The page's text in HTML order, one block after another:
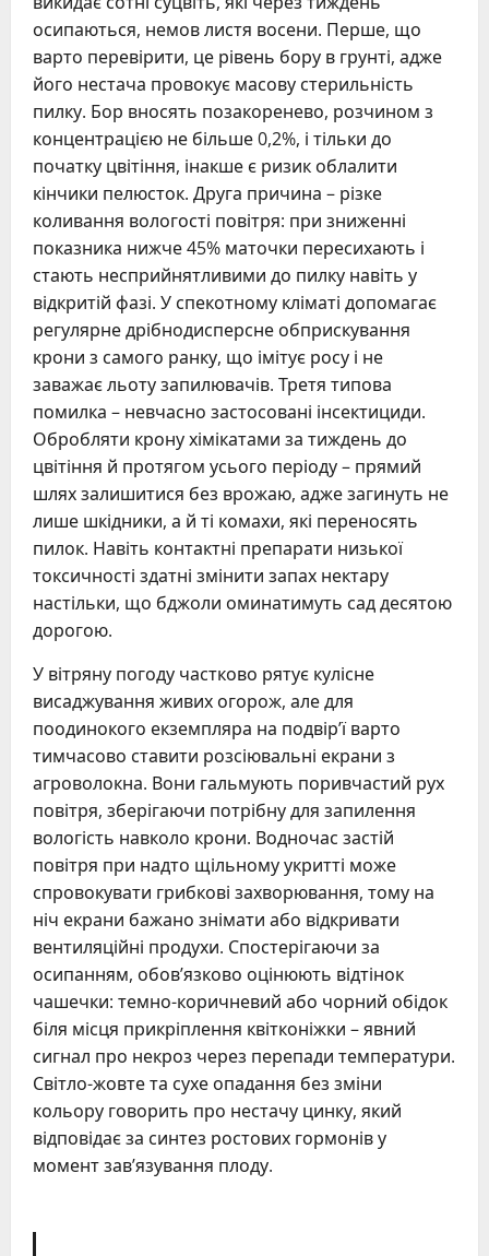
осипаються, немов листя восени. Перше, що
варто перевірити, це рівень бору в грунті, адже
його нестача провокує масову стерильність
пилку. Бор вносять позакоренево, розчином з
концентрацією не більше 0,2%, і тільки до
початку цвітіння, інакше є ризик облалити
кінчики пелюсток. Друга причина – різке
коливання вологості повітря: при зниженні
показника нижче 45% маточки пересихають і
стають несприйнятливими до пилку навіть у
відкритій фазі. У спекотному кліматі допомагає
регулярне дрібнодисперсне обприскування
крони з самого ранку, що імітує росу і не
заважає льоту запилювачів. Третя типова
помилка – невчасно застосовані інсектициди.
Обробляти крону хімікатами за тиждень до
цвітіння й протягом усього періоду – прямий
шлях залишитися без врожаю, адже загинуть не
лише шкідники, а й ті комахи, які переносять
пилок. Навіть контактні препарати низької
токсичності здатні змінити запах нектару
настільки, що бджоли оминатимуть сад десятою
дорогою.
У вітряну погоду частково рятує кулісне
висаджування живих огорож, але для
поодинокого екземпляра на подвір’ї варто
тимчасово ставити розсіювальні екрани з
агроволокна. Вони гальмують поривчастий рух
повітря, зберігаючи потрібну для запилення
вологість навколо крони. Водночас застій
повітря при надто щільному укритті може
спровокувати грибкові захворювання, тому на
ніч екрани бажано знімати або відкривати
вентиляційні продухи. Спостерігаючи за
осипанням, обов’язково оцінюють відтінок
чашечки: темно-коричневий або чорний обідок
біля місця прикріплення квітконіжки – явний
сигнал про некроз через перепади температури.
Світло-жовте та сухе опадання без зміни
кольору говорить про нестачу цинку, який
відповідає за синтез ростових гормонів у
момент зав’язування плоду.